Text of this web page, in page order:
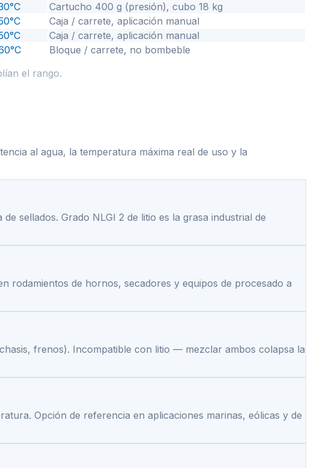
Cartucho 400 g (presión), cubo 18 kg
Caja / carrete, aplicación manual
Caja / carrete, aplicación manual
Bloque / carrete, no bombeble
el rango.
al agua, la temperatura máxima real de uso y la
sellados. Grado NLGI 2 de litio es la grasa industrial de
rodamientos de hornos, secadores y equipos de procesado a
frenos). Incompatible con litio — mezclar ambos colapsa la
Opción de referencia en aplicaciones marinas, eólicas y de